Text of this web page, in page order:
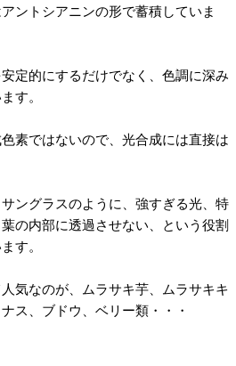
ントシアニンの形で蓄積していま
定的にするだけでなく、色調に深み
す。
素ではないので、光合成には直接は
ングラスのように、強すぎる光、特
の内部に透過させない、という役割
す。
気なのが、ムラサキ芋、ムラサキキ
ス、ブドウ、ベリー類・・・